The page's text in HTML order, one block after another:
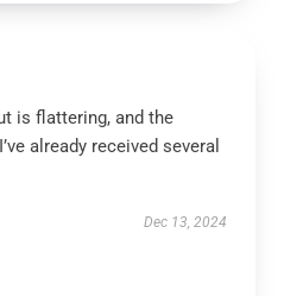
is flattering, and the
already received several
Dec 13, 2024